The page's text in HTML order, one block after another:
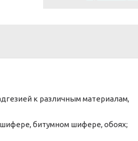
к различным материалам,
битумном шифере, обоях;